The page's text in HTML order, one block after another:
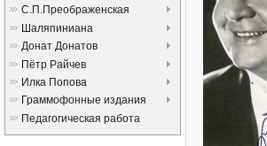
С.П.Преображенская
Шаляпиниана
Донат Донатов
Пётр Райчев
Илка Попова
Граммофонные издания
Педагогическая работа